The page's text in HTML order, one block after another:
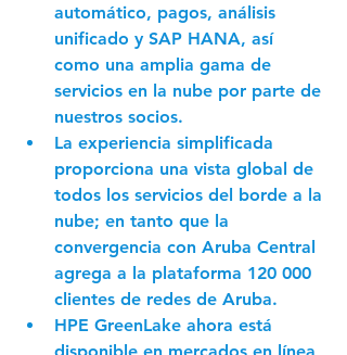
automático, pagos, análisis
unificado y SAP HANA, así
como una amplia gama de
servicios en la nube por parte de
nuestros socios.
La experiencia simplificada
proporciona una vista global de
todos los servicios del borde a la
nube; en tanto que la
convergencia con Aruba Central
agrega a la plataforma 120 000
clientes de redes de Aruba.
HPE GreenLake ahora está